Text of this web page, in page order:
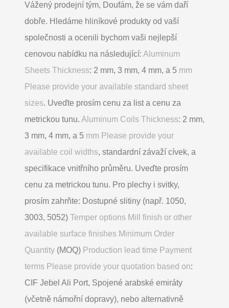
Vážený prodejní tým, Doufám, že se vám daří
dobře. Hledáme hliníkové produkty od vaší
společnosti a ocenili bychom vaši nejlepší
cenovou nabídku na následující: Aluminum
Sheets Thickness: 2 mm, 3 mm, 4 mm, a 5 mm
Please provide your available standard sheet
sizes. Uveďte prosím cenu za list a cenu za
metrickou tunu. Aluminum Coils Thickness: 2 mm,
3 mm, 4 mm, a 5 mm Please provide your
available coil widths, standardní závaží cívek, a
specifikace vnitřního průměru. Uveďte prosím
cenu za metrickou tunu. Pro plechy i svitky,
prosím zahrňte: Dostupné slitiny (např. 1050,
3003, 5052) Temper options Mill finish or other
available surface finishes Minimum Order
Quantity (MOQ) Production lead time Payment
terms Please provide your quotation based on:
CIF Jebel Ali Port, Spojené arabské emiráty
(včetně námořní dopravy), nebo alternativně